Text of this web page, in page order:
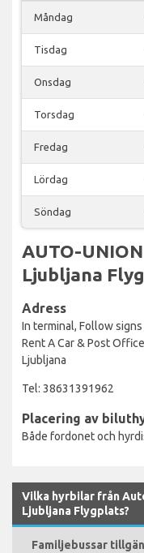
Måndag
Tisdag
Onsdag
Torsdag
Fredag
Lördag
Söndag
AUTO-
Ljubljana
Adress
In terminal, Follow
Rent A Car & Post
Ljubljana
Tel: 38631391962
Placering av
Både fordonet och
Vilka hyrbilar från
Ljubljana Flygplats?
Familjebussar